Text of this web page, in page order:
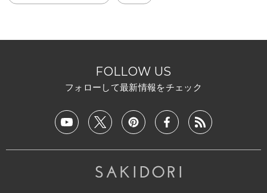
FOLLOW US
フォローして最新情報をチェック